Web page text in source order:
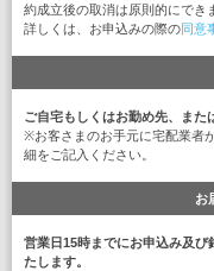
約成立後の取消は原則的にでき
詳しくは、お申込みの際の同意
ご自宅もしくはお勤め先、また
※お客さまのお手元に宅配業者
細をご記入ください。
お
営業日15時までにお申込み及
たします。